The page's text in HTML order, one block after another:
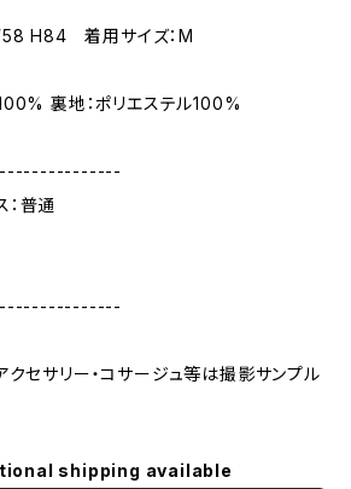
H84 着用サイズ：M
裏地：ポリエステル100%
：普通
クセサリー・コサージュ等は撮影サンプル
shipping available